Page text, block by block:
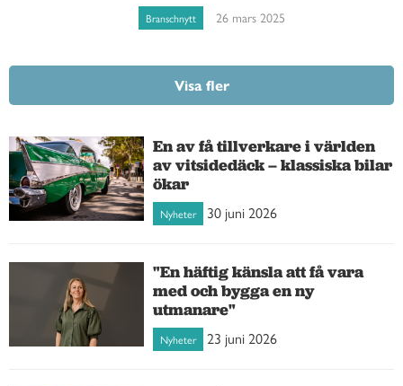
Branschnytt 26 mars 2025
Visa fler
En av få tillverkare i världen
av vitsidedäck – klassiska bilar
ökar
Nyheter 30 juni 2026
"En häftig känsla att få vara
med och bygga en ny
utmanare"
Nyheter 23 juni 2026